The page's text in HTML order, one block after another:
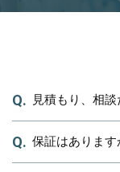
見積もり、相
もちろん、ご相談・お
お見積りをしたから
保証はあります